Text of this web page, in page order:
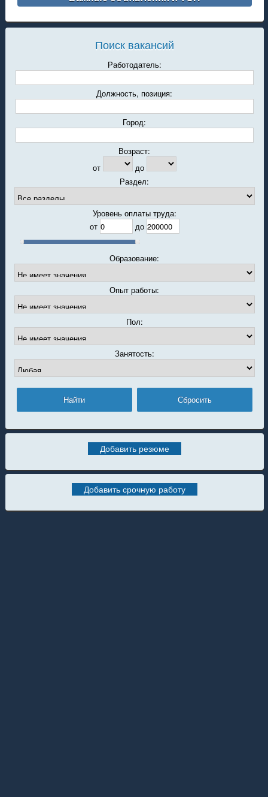
Поиск вакансий
Работодатель:
Должность, позиция:
Город:
Возраст:
от
до
Раздел:
Уровень оплаты труда:
от
до
Образование:
Опыт работы:
Пол:
Занятость:
Добавить резюме
Добавить срочную работу